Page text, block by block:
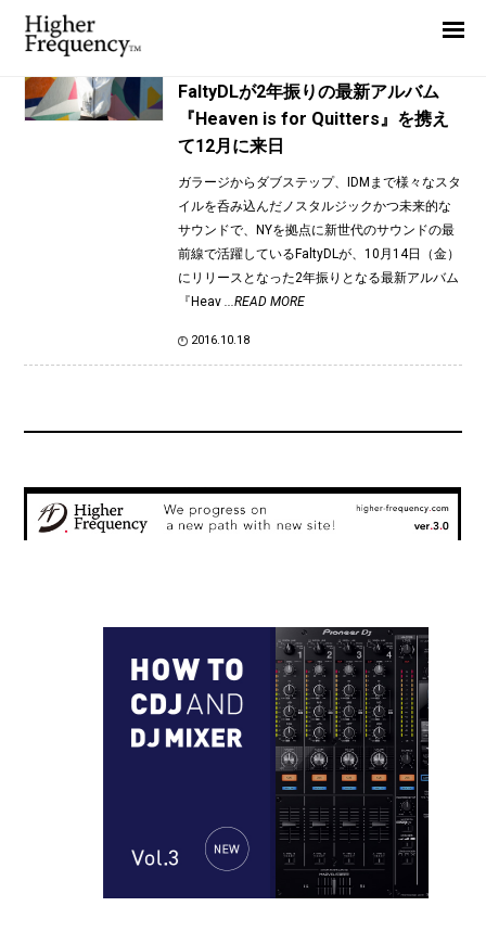
TAG: FaltyDL
FaltyDLが2年振りの最新アルバム
『Heaven is for Quitters』を携え
て12月に来日
ガラージからダブステップ、IDMまで様々なスタ
イルを呑み込んだノスタルジックかつ未来的な
サウンドで、NYを拠点に新世代のサウンドの最
前線で活躍しているFaltyDLが、10月14日（金）
にリリースとなった2年振りとなる最新アルバム
『Heav ...READ MORE
2016.10.18
News
Interview
Report